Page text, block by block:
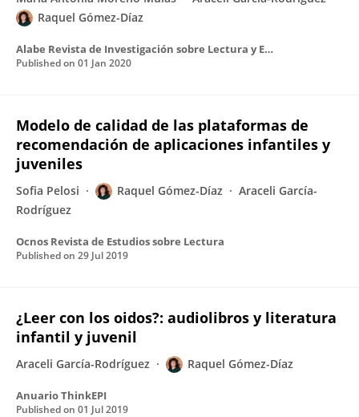
Raquel Gómez-Díaz
Alabe Revista de Investigación sobre Lectura y Escritura
Published on 01 Jan 2020
Modelo de calidad de las plataformas de
recomendación de aplicaciones infantiles y
juveniles
Sofia Pelosi Raquel Gómez-Díaz
Araceli García-
Rodríguez
Ocnos Revista de Estudios sobre Lectura
Published on 29 Jul 2019
¿Leer con los oidos?: audiolibros y literatura
infantil y juvenil
Araceli García-Rodríguez Raquel Gómez-Díaz
Anuario ThinkEPI
Published on 01 Jul 2019